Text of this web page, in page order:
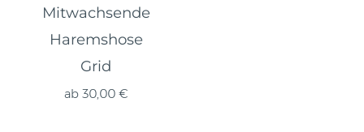
Mitwachsende
Haremshose
Grid
ab 30,00 €